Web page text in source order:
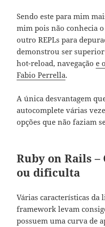
Sendo este para mim
mim pois não conhecia
outro REPLs para
demonstrou ser
hot-reload, navegaçãoe
Fabio Perrella.
A única desvantagem
autocomplete várias
opções que não faziam
Ruby on Rails
ou dificulta
Várias características da
framework levam
possuem uma curva de